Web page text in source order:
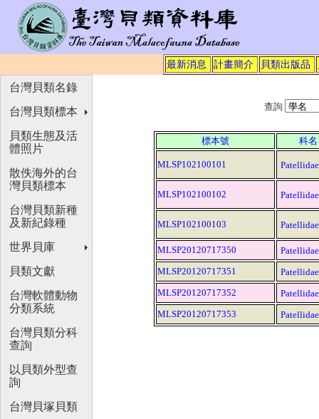
最新消息 計畫簡介 貝類出版品
查詢
標本號 科名
MLSP102100101 Patellidae
MLSP102100102 Patellidae
MLSP102100103 Patellidae
MLSP20120717350
Patellidae
MLSP20120717351
Patellidae
MLSP20120717352
Patellidae
MLSP20120717353
Patellidae
台灣貝類名錄
台灣貝類標本
貝類生態及活
體照片
散佚海外的台
灣貝類標本
台灣貝類新種
及新紀錄種
世界貝庫
貝類文獻
台灣軟體動物
分類系統
台灣貝類分科
查詢
以貝類外型查
詢
台灣貝塚貝類